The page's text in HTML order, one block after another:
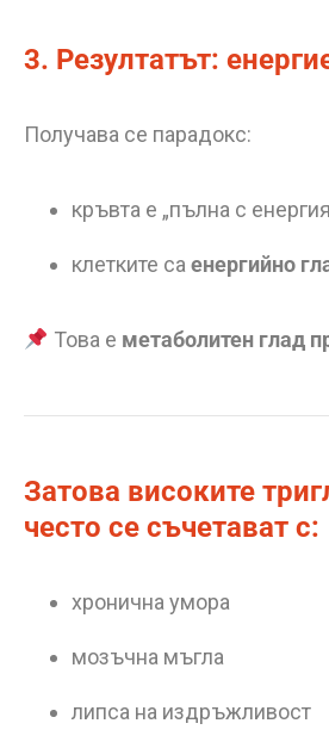
3. Резултатът:
Получава се парадокс:
кръвта е „пълна с
клетките са енергийно
Това е метаболитен глад
Затова високите
често се съчетават с:
хронична умора
мозъчна мъгла
липса на издръжливост